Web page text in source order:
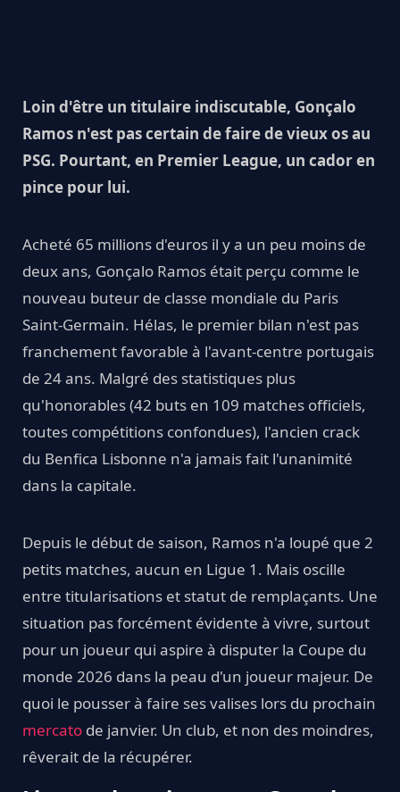
Loin d'être un titulaire indiscutable, Gonçalo
Ramos n'est pas certain de faire de vieux os au
PSG. Pourtant, en Premier League, un cador en
pince pour lui.
Acheté 65 millions d'euros il y a un peu moins de
deux ans, Gonçalo Ramos était perçu comme le
nouveau buteur de classe mondiale du Paris
Saint-Germain. Hélas, le premier bilan n'est pas
franchement favorable à l'avant-centre portugais
de 24 ans. Malgré des statistiques plus
qu'honorables (42 buts en 109 matches officiels,
toutes compétitions confondues), l'ancien crack
du Benfica Lisbonne n'a jamais fait l'unanimité
dans la capitale.
Depuis le début de saison, Ramos n'a loupé que 2
petits matches, aucun en Ligue 1. Mais oscille
entre titularisations et statut de remplaçants. Une
situation pas forcément évidente à vivre, surtout
pour un joueur qui aspire à disputer la Coupe du
monde 2026 dans la peau d'un joueur majeur. De
quoi le pousser à faire ses valises lors du prochain
mercato de janvier. Un club, et non des moindres,
rêverait de la récupérer.